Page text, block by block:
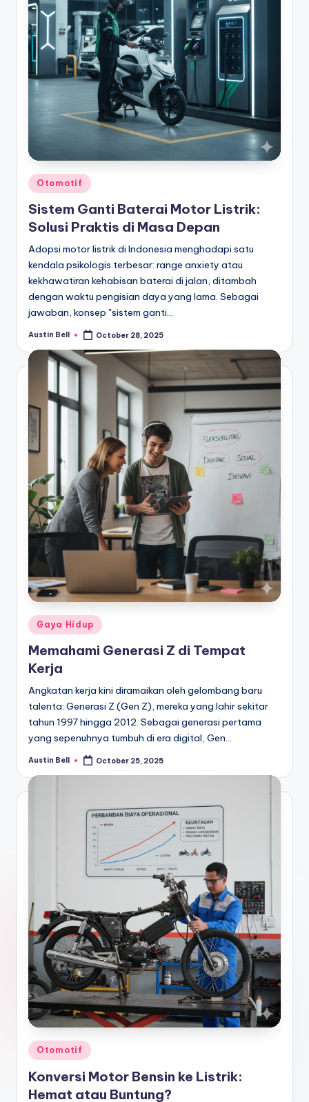
Posted
in
Otomotif
Sistem Ganti Baterai Motor Listrik:
Solusi Praktis di Masa Depan
Adopsi motor listrik di Indonesia menghadapi satu
kendala psikologis terbesar: range anxiety atau
kekhawatiran kehabisan baterai di jalan, ditambah
dengan waktu pengisian daya yang lama. Sebagai
jawaban, konsep "sistem ganti…
Posted
Austin Bell October 28, 2025
Posted
in
Gaya Hidup
Memahami Generasi Z di Tempat
Kerja
Angkatan kerja kini diramaikan oleh gelombang baru
talenta: Generasi Z (Gen Z), mereka yang lahir sekitar
tahun 1997 hingga 2012. Sebagai generasi pertama
yang sepenuhnya tumbuh di era digital, Gen…
Posted
Austin Bell October 25, 2025
Posted
in
Otomotif
Konversi Motor Bensin ke Listrik:
Hemat atau Buntung?